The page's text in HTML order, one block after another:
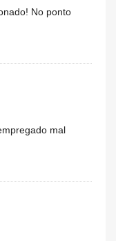
No ponto
mal